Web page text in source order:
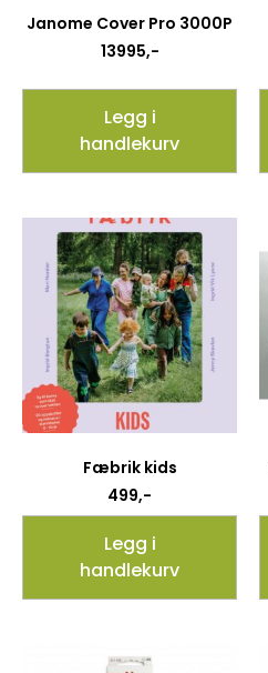
Janome Cover Pro 3000P
13995,-
Legg i
handlekurv
Fæbrik kids
499,-
Legg i
handlekurv